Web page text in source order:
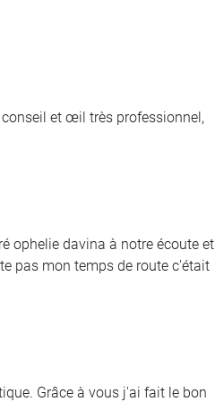
et œil très professionnel,
ophelie davina à notre écoute et
pas mon temps de route c'était
Grâce à vous j'ai fait le bon